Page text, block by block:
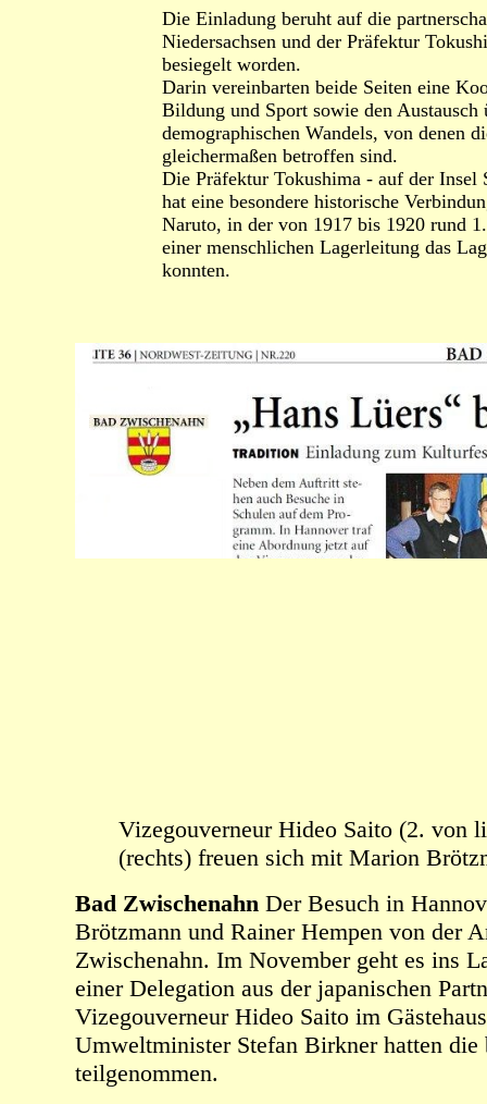
Die Einladung beruht auf die
Niedersachsen und der Präfektur
besiegelt worden.
Darin vereinbarten beide Seiten eine
Bildung und Sport sowie den
demographischen Wandels, von denen
gleichermaßen betroffen sind.
Die Präfektur Tokushima - auf der Insel
hat eine besondere historische
Naruto, in der von 1917 bis 1920 rund
einer menschlichen Lagerleitung das
konnten.
Vizegouverneur Hideo Saito (2. von
(rechts) freuen sich mit Marion
Bad Zwischenahn Der Besuch in
Brötzmann und Rainer Hempen von der
Zwischenahn. Im November geht es ins
einer Delegation aus der japanischen
Vizegouverneur Hideo Saito im
Umweltminister Stefan Birkner hatten die
teilgenommen.